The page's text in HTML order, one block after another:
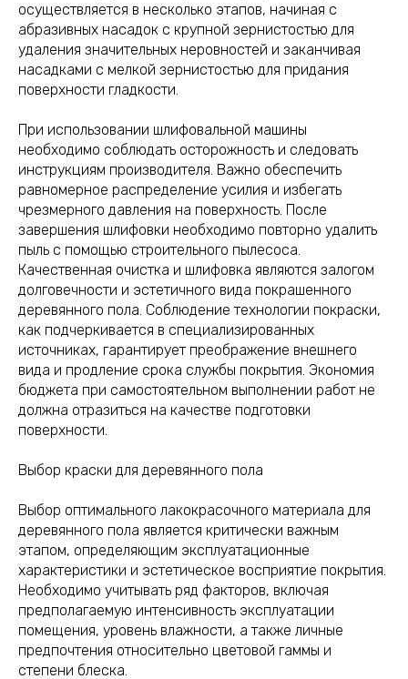
осуществляется в несколько этапов, начиная с
абразивных насадок с крупной зернистостью для
удаления значительных неровностей и заканчивая
насадками с мелкой зернистостью для придания
поверхности гладкости.
При использовании шлифовальной машины
необходимо соблюдать осторожность и следовать
инструкциям производителя. Важно обеспечить
равномерное распределение усилия и избегать
чрезмерного давления на поверхность. После
завершения шлифовки необходимо повторно удалить
пыль с помощью строительного пылесоса.
Качественная очистка и шлифовка являются залогом
долговечности и эстетичного вида покрашенного
деревянного пола. Соблюдение технологии покраски,
как подчеркивается в специализированных
источниках, гарантирует преображение внешнего
вида и продление срока службы покрытия. Экономия
бюджета при самостоятельном выполнении работ не
должна отразиться на качестве подготовки
поверхности.
Выбор краски для деревянного пола
Выбор оптимального лакокрасочного материала для
деревянного пола является критически важным
этапом, определяющим эксплуатационные
характеристики и эстетическое восприятие покрытия.
Необходимо учитывать ряд факторов, включая
предполагаемую интенсивность эксплуатации
помещения, уровень влажности, а также личные
предпочтения относительно цветовой гаммы и
степени блеска.